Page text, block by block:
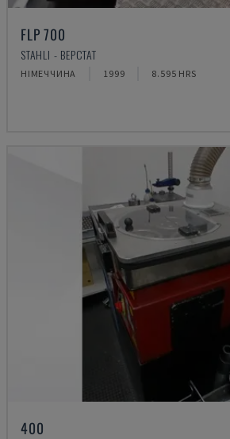
FLP 700
STAHLI - ВЕРСТАТ
НІМЕЧЧИНА 1999 8.595 HRS
400